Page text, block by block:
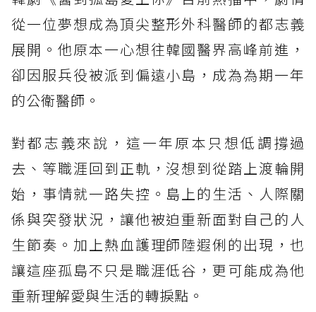
從一位夢想成為頂尖整形外科醫師的都志義
展開。他原本一心想往韓國醫界高峰前進，
卻因服兵役被派到偏遠小島，成為為期一年
的公衛醫師。
對都志義來說，這一年原本只想低調撐過
去、等職涯回到正軌，沒想到從踏上渡輪開
始，事情就一路失控。島上的生活、人際關
係與突發狀況，讓他被迫重新面對自己的人
生節奏。加上熱血護理師陸遐俐的出現，也
讓這座孤島不只是職涯低谷，更可能成為他
重新理解愛與生活的轉捩點。